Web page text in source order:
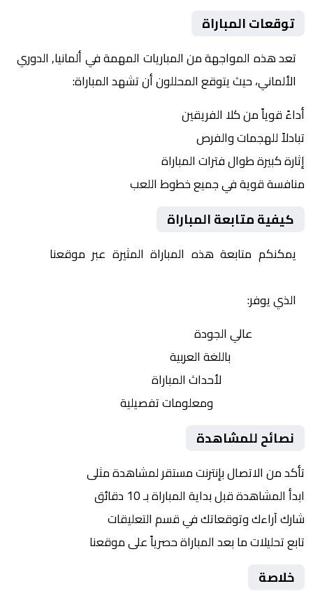
توقعات المباراة
تعد هذه المواجهة من المباريات المهمة في ألمانيا, الدوري
الألماني، حيث يتوقع المحللون أن تشهد المباراة:
أداءً قوياً من كلا الفريقين
تبادلاً للهجمات والفرص
إثارة كبيرة طوال فترات المباراة
منافسة قوية في جميع خطوط اللعب
كيفية متابعة المباراة
يمكنكم متابعة هذه المباراة المثيرة عبر موقعنا
الذي يوفر:
عالي الجودة
باللغة العربية
لأحداث المباراة
ومعلومات تفصيلية
نصائح للمشاهدة
تأكد من الاتصال بإنترنت مستقر لمشاهدة مثلى
ابدأ المشاهدة قبل بداية المباراة بـ 10 دقائق
شارك آراءك وتوقعاتك في قسم التعليقات
تابع تحليلات ما بعد المباراة حصرياً على موقعنا
خلاصة